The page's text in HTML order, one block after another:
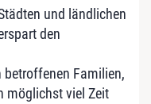
und ländlichen
den
Familien,
möglichst viel Zeit